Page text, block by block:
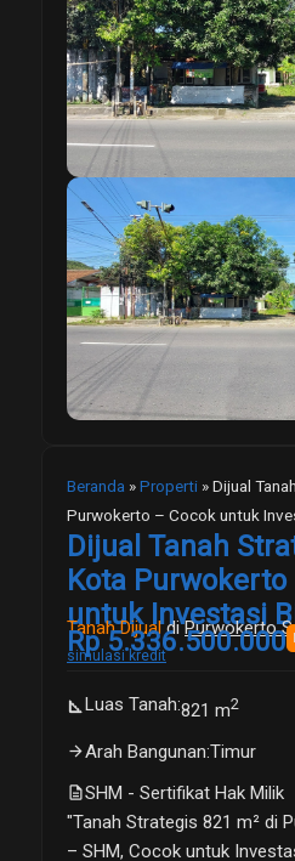
Beranda »Properti »Dijual
Purwokerto – Cocok untuk
Dijual Tanah
Kota Purwokerto
untuk Investasi
Tanah Dijual diPurwokerto
Rp 5.336.500.000
simulasi kredit
square_footLuas Tanah:821 m2
arrow_forwardArah Bangunan:Timur
descriptionSHM - Sertifikat Hak Milik
"Tanah Strategis 821 m² di
– SHM, Cocok untuk